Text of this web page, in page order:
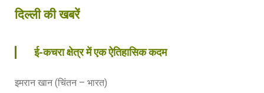
दिल्ली की खबरें
ई-कचरा क्षेत्र में एक ऐतिहासिक कदम
इमरान खान (चिंतन – भारत)